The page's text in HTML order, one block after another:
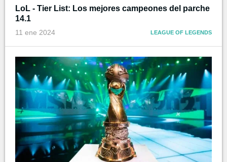
LoL - Tier List: Los mejores campeones del parche
14.1
11 ene 2024 LEAGUE OF LEGENDS